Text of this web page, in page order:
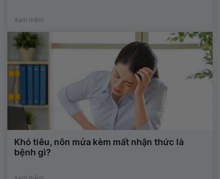
Xem thêm
Khó tiêu, nôn mửa kèm mất nhận thức là
bệnh gì?